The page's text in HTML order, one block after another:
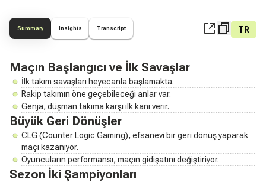
Summary Insights Transcript TR
Maçın Başlangıcı ve İlk Savaşlar
İlk takım savaşları heyecanla başlamakta.
Rakip takımın öne geçebileceği anlar var.
Genja, düşman takıma karşı ilk kanı verir.
Büyük Geri Dönüşler
CLG (Counter Logic Gaming), efsanevi bir geri dönüş yaparak
maçı kazanıyor.
Oyuncuların performansı, maçın gidişatını değiştiriyor.
Sezon İki Şampiyonları